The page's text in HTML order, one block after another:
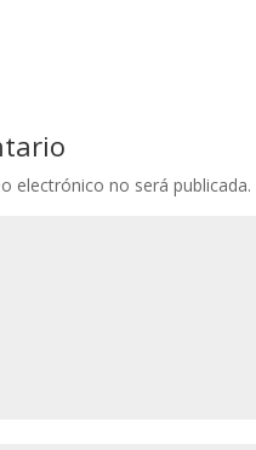
electrónico no será publicada.